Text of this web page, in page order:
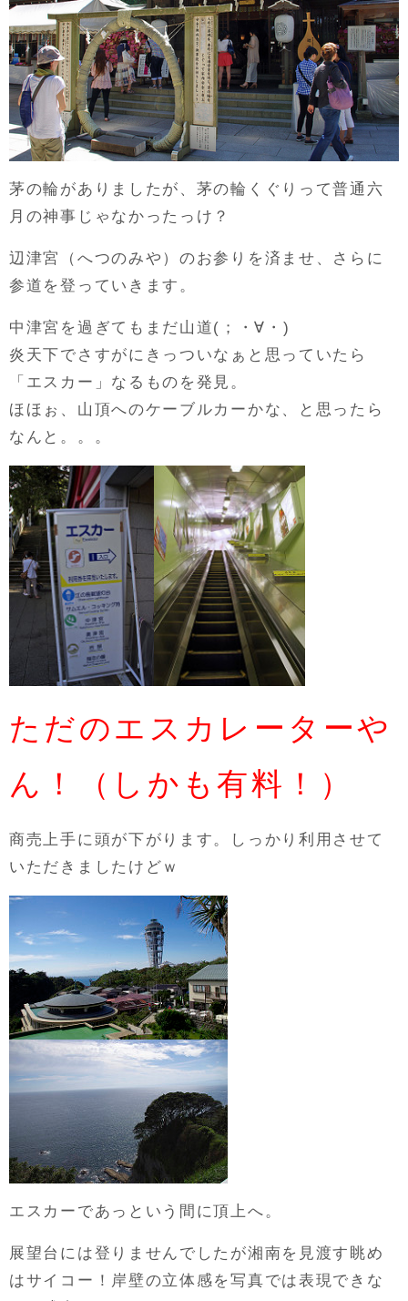
茅の輪がありましたが、茅の輪くぐりって普通六
月の神事じゃなかったっけ？
辺津宮（へつのみや）のお参りを済ませ、さらに
参道を登っていきます。
中津宮を過ぎてもまだ山道(；・∀・)
炎天下でさすがにきっついなぁと思っていたら
「エスカー」なるものを発見。
ほほぉ、山頂へのケーブルカーかな、と思ったら
なんと。。。
ただのエスカレーターや
ん！（しかも有料！）
商売上手に頭が下がります。しっかり利用させて
いただきましたけどｗ
エスカーであっという間に頂上へ。
展望台には登りませんでしたが湘南を見渡す眺め
はサイコー！岸壁の立体感を写真では表現できな